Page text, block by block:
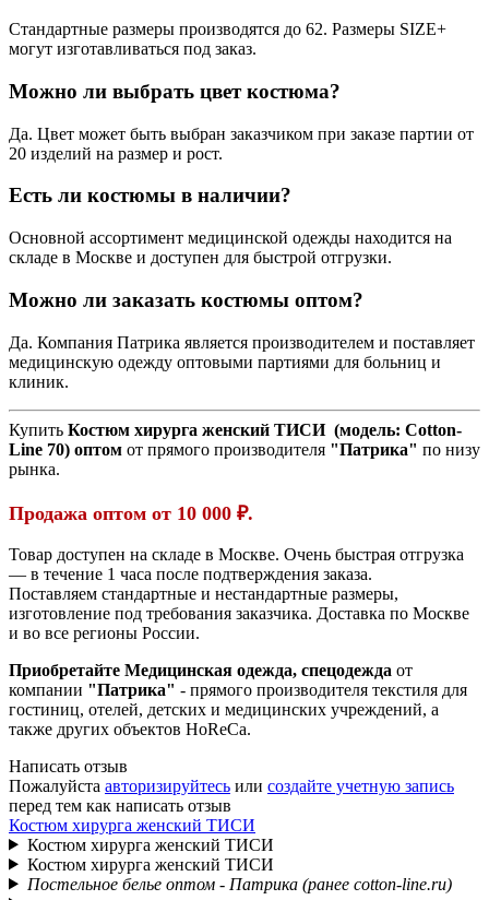
Стандартные размеры производятся до 62. Размеры SIZE+
могут изготавливаться под заказ.
Можно ли выбрать цвет костюма?
Да. Цвет может быть выбран заказчиком при заказе партии от
20 изделий на размер и рост.
Есть ли костюмы в наличии?
Основной ассортимент медицинской одежды находится на
складе в Москве и доступен для быстрой отгрузки.
Можно ли заказать костюмы оптом?
Да. Компания Патрика является производителем и поставляет
медицинскую одежду оптовыми партиями для больниц и
клиник.
Купить Костюм хирурга женский ТИСИ (модель: Cotton-
Line 70) оптом от прямого производителя "Патрика" по низу
рынка.
Продажа оптом от 10 000 ₽.
Товар доступен на складе в Москве. Очень быстрая отгрузка
— в течение 1 часа после подтверждения заказа.
Поставляем стандартные и нестандартные размеры,
изготовление под требования заказчика. Доставка по Москве
и во все регионы России.
Приобретайте Медицинская одежда, спецодежда от
компании "Патрика" - прямого производителя текстиля для
гостиниц, отелей, детских и медицинских учреждений, а
также других объектов HoReCa.
Написать отзыв
Пожалуйста авторизируйтесь или создайте учетную запись
перед тем как написать отзыв
Костюм хирурга женский ТИСИ
Костюм хирурга женский ТИСИ
Костюм хирурга женский ТИСИ
Постельное белье оптом - Патрика (ранее cotton-line.ru)